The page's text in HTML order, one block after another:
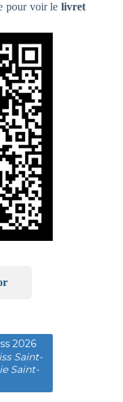
pour voir lelivret
2026
Saint-
Saint-